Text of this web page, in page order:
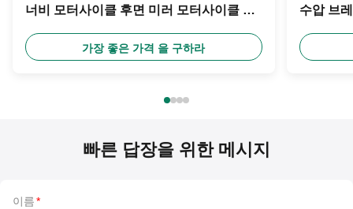
너비 모터사이클 후면 미러 모터사이클 유
가장 좋은 가격 을 구하라
수압 브
빠른 답장을 위한 메시지
이름*